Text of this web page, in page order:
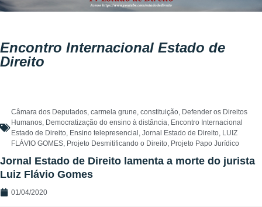
Encontro Internacional Estado de
Direito
Câmara dos Deputados, carmela grune, constituição, Defender os Direitos
Humanos, Democratização do ensino à distância, Encontro Internacional
Estado de Direito, Ensino telepresencial , Jornal Estado de Direito, LUIZ
FLÁVIO GOMES, Projeto Desmitificando o Direito, Projeto Papo Jurídico
Jornal Estado de Direito lamenta a morte do jurista
Luiz Flávio Gomes
01/04/2020